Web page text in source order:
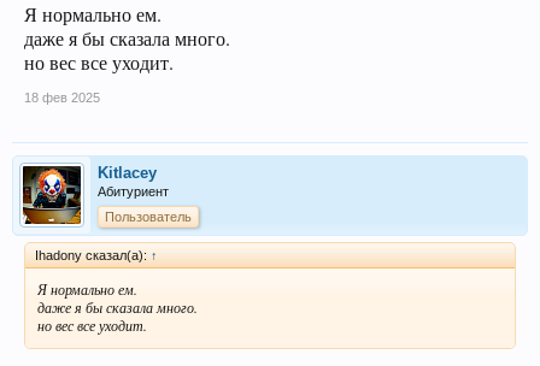
Я нормально ем.
даже я бы сказала много.
но вес все уходит.
18 фев 2025
Kitlacey
Абитуриент
Пользователь
Ihadony сказал(а): ↑
Я нормально ем.
даже я бы сказала много.
но вес все уходит.